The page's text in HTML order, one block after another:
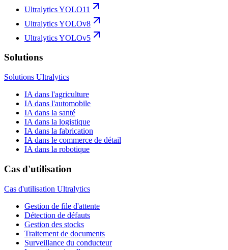
Ultralytics YOLO11
Ultralytics YOLOv8
Ultralytics YOLOv5
Solutions
Solutions Ultralytics
IA dans l'agriculture
IA dans l'automobile
IA dans la santé
IA dans la logistique
IA dans la fabrication
IA dans le commerce de détail
IA dans la robotique
Cas d'utilisation
Cas d'utilisation Ultralytics
Gestion de file d'attente
Détection de défauts
Gestion des stocks
Traitement de documents
Surveillance du conducteur